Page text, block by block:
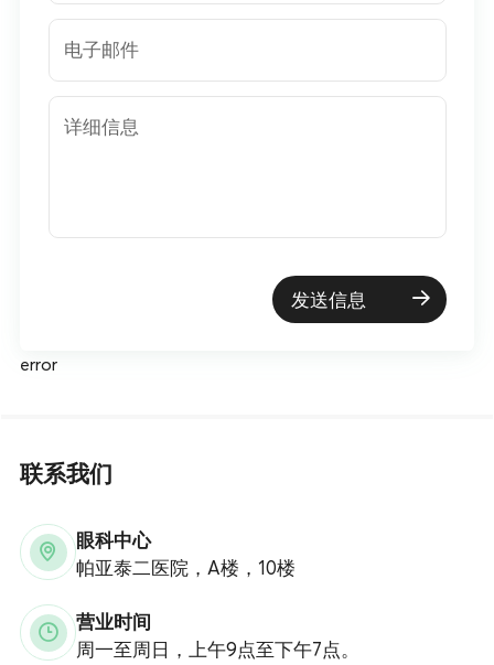
电子邮件
详细信息
发送信息
error
联系我们
眼科中心
帕亚泰二医院，A楼，10楼
营业时间
周一至周日，上午9点至下午7点。